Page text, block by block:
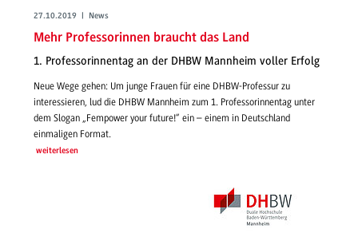
27.10.2019 | News
Mehr Professorinnen braucht das Land
1. Professorinnentag an der DHBW Mannheim voller Erfolg
Neue Wege gehen: Um junge Frauen für eine DHBW-Professur zu
interessieren, lud die DHBW Mannheim zum 1. Professorinnentag unter
dem Slogan „Fempower your future!“ ein – einem in Deutschland
einmaligen Format.
weiterlesen